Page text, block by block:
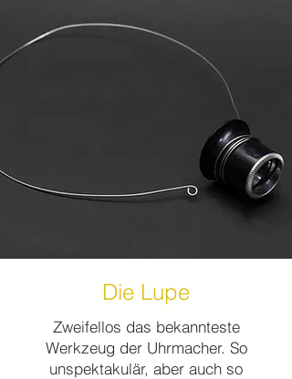
Die Lupe
Zweifellos das bekannteste
Werkzeug der Uhrmacher. So
unspektakulär, aber auch so